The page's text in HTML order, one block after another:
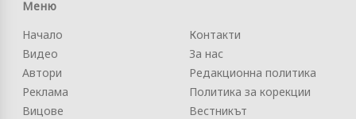
Меню
Начало
Видео
Автори
Реклама
Вицове
Контакти
За нас
Редакционна политика
Политика за корекции
Вестникът